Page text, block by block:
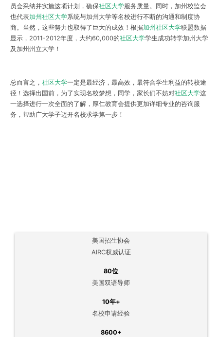
员会采纳并实施这项计划，确保社区大学服务质量。同时，加州校监会
也代表加州社区大学系统与加州大学等名校进行不断的沟通和制度协
商。当然，这些努力也取得了巨大的成效！根据加州社区大学联盟数据
显示，2011-2012年度，大约60,000的社区大学学生成功转学加州大学
及加州州立大学！
总而言之， 社区大学一定是最经济，最高效，最符合学生利益的转校途
径！选择出国前，为了实现名校梦想，同学，家长们不妨对社区大学这
一选择进行一次全面的了解，厚仁教育会提供更加详细专业的咨询服
务，帮助广大学子迈开名校求学第一步！
美国招生协会
AIRC权威认证
80位
美国双语导师
10年+
名校申请经验
8600+